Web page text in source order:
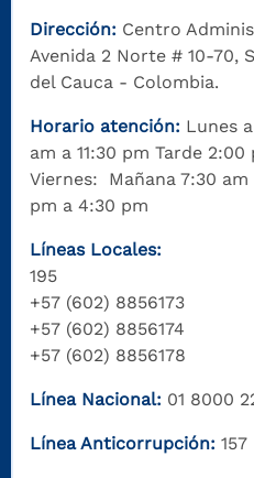
Dirección: Centro
Avenida 2 Norte # 10-70,
del Cauca - Colombia.
Horario atención: Lunes
am a 11:30 pm Tarde
Viernes: Mañana 7:30
pm a 4:30 pm
Líneas Locales:
195
+57 (602) 8856173
+57 (602) 8856174
+57 (602) 8856178
Línea Nacional: 01 8000
Línea Anticorrupción: 157